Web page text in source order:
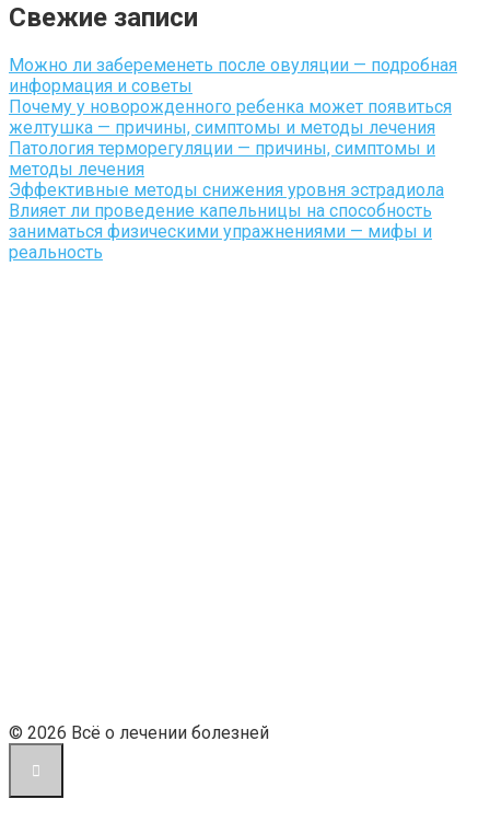
Свежие записи
Можно ли забеременеть после овуляции — подробная
информация и советы
Почему у новорожденного ребенка может появиться
желтушка — причины, симптомы и методы лечения
Патология терморегуляции — причины, симптомы и
методы лечения
Эффективные методы снижения уровня эстрадиола
Влияет ли проведение капельницы на способность
заниматься физическими упражнениями — мифы и
реальность
© 2026 Всё о лечении болезней